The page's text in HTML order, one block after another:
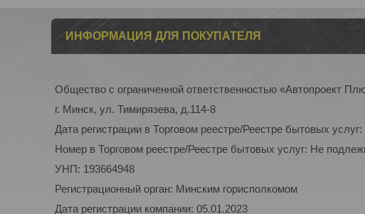
ИНФОРМАЦИЯ ДЛЯ ПОКУПАТЕЛЯ
Общество с ограниченной ответственностью «Автопроект
г. Минск, ул. Тимирязева, д.114-8
Дата регистрации в Торговом реестре/Реестре бытовых
Номер в Торговом реестре/Реестре бытовых услуг: Не
УНП: 193664948
Регистрационный орган: Минским горисполкомом
Дата регистрации компании: 05.01.2023